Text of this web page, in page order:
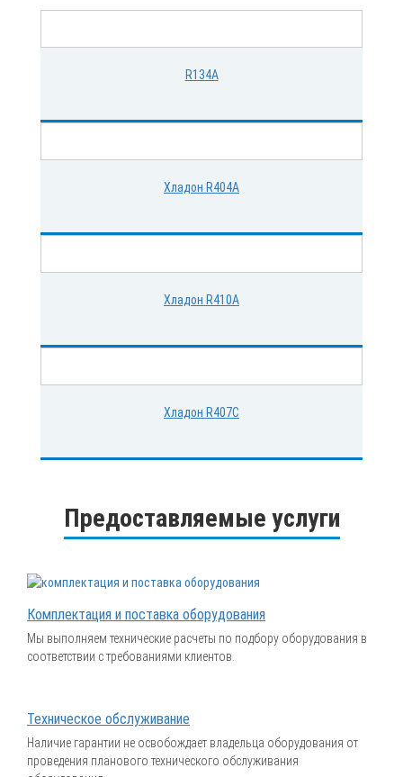
R134A
Хладон R404A
Хладон R410A
Хладон R407C
Предоставляемые услуги
Комплектация и поставка оборудования
Мы выполняем технические расчеты по подбору оборудования в
соответствии с требованиями клиентов.
Техническое обслуживание
Наличие гарантии не освобождает владельца оборудования от
проведения планового технического обслуживания